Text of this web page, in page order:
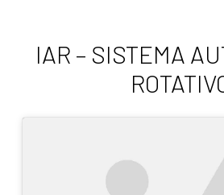
IAR – SISTEMA